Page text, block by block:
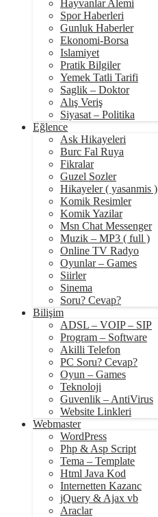
Hayvanlar Alemi
Spor Haberleri
Gunluk Haberler
Ekonomi-Borsa
Islamiyet
Pratik Bilgiler
Yemek Tatli Tarifi
Saglik – Doktor
Alış Veriş
Siyasat – Politika
Eğlence
Ask Hikayeleri
Burc Fal Ruya
Fikralar
Guzel Sozler
Hikayeler ( yasanmis )
Komik Resimler
Komik Yazilar
Msn Chat Messenger
Muzik – MP3 ( full )
Online TV Radyo
Oyunlar – Games
Siirler
Sinema
Soru? Cevap?
Bilişim
ADSL – VOIP – SIP
Program – Software
Akilli Telefon
PC Soru? Cevap?
Oyun – Games
Teknoloji
Guvenlik – AntiVirus
Website Linkleri
Webmaster
WordPress
Php & Asp Script
Tema – Template
Html Java Kod
Internetten Kazanc
jQuery & Ajax vb
Araclar